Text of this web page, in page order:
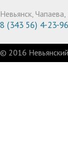
Невьянск,
8 (343 56) 4-23-96
© 2016